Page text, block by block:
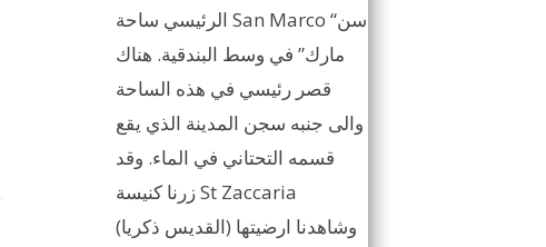
الرئيسي ساحة San Marco “سن
مارك” في وسط البندقية. هناك
قصر رئيسي في هذه الساحة
والى جنبه سجن المدينة الذي يقع
قسمه التحتاني في الماء. وقد
زرنا كنيسة St Zaccaria
(القديس ذكريا) وشاهدنا ارضيتها